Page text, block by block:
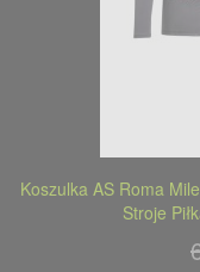
Koszulka AS Roma
Stroje